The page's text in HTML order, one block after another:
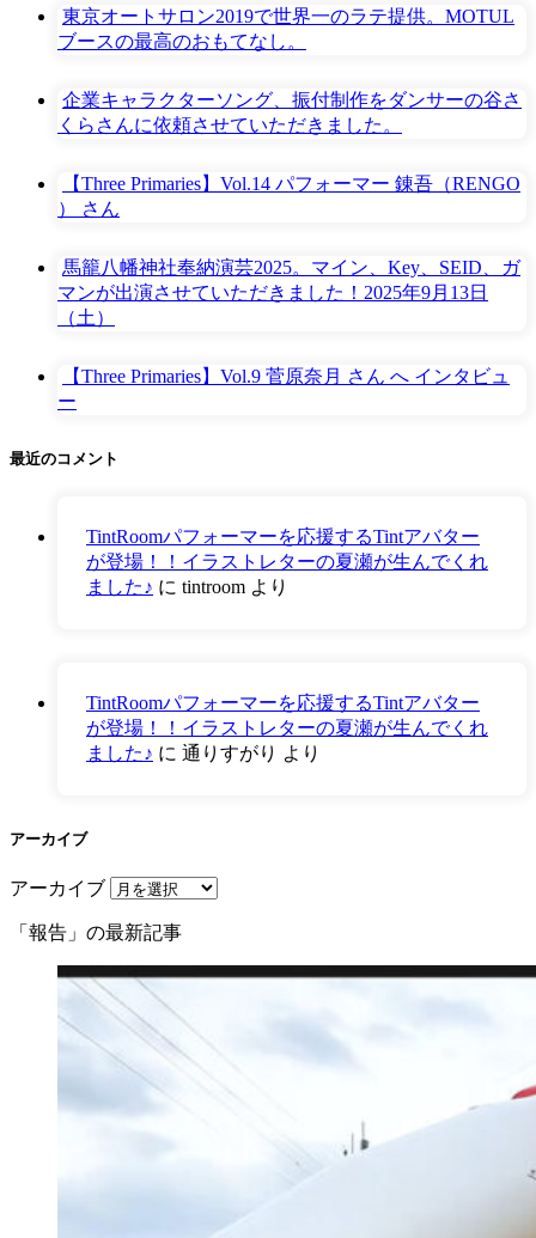
東京オートサロン2019で世界一のラテ提供。MOTUL
ブースの最高のおもてなし。
企業キャラクターソング、振付制作をダンサーの谷さ
くらさんに依頼させていただきました。
【Three Primaries】Vol.14 パフォーマー 錬吾（RENGO
） さん
馬籠八幡神社奉納演芸2025。マイン、Key、SEID、ガ
マンが出演させていただきました！2025年9月13日
（土）
【Three Primaries】Vol.9 菅原奈月 さん へ インタビュ
ー
最近のコメント
TintRoomパフォーマーを応援するTintアバター
が登場！！イラストレターの夏瀬が生んでくれ
ました♪ に tintroom より
TintRoomパフォーマーを応援するTintアバター
が登場！！イラストレターの夏瀬が生んでくれ
ました♪ に 通りすがり より
アーカイブ
アーカイブ
「報告」の最新記事